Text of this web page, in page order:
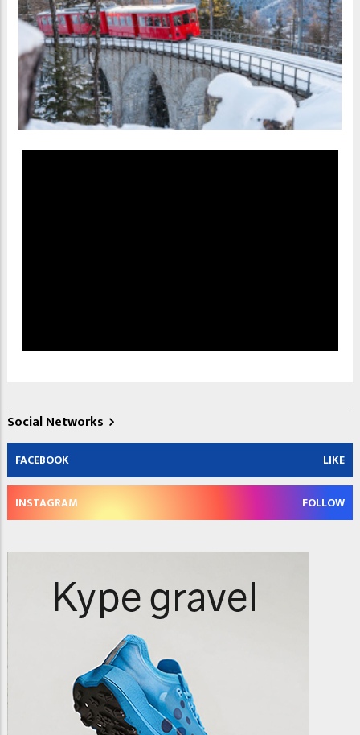
Social Networks
FACEBOOK LIKE
INSTAGRAM FOLLOW